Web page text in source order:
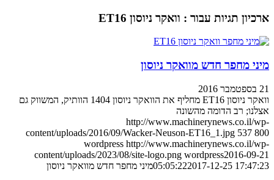
ארכיון תגיות עבור : וואקר ניוסון ET16
מיני מחפר חדש מוואקר ניוסון
21 בספטמבר 2016
וואקר ניוסון ET16 מחליף את הוואקר ניוסון 1404 הוותיק, המשווק גם
אצלנו; רב הדומה מהשונה
http://www.machinerynews.co.il/wp-
content/uploads/2016/09/Wacker-Neuson-ET16_1.jpg 537 800
wordpress http://www.machinerynews.co.il/wp-
content/uploads/2023/08/site-logo.png wordpress2016-09-21
05:05:222017-12-25 17:47:23
מיני מחפר חדש מוואקר ניוסון